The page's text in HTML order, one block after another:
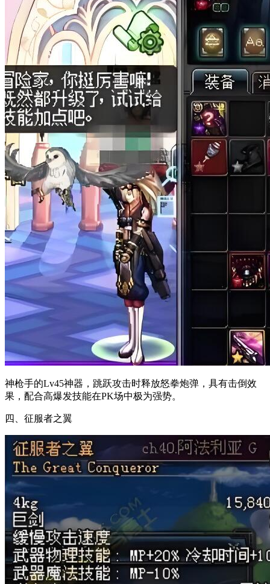
神枪手的Lv45神器，跳跃攻击时释放怒拳炮弹，具有击倒效
果，配合高爆发技能在PK场中极为强势。
四、征服者之翼